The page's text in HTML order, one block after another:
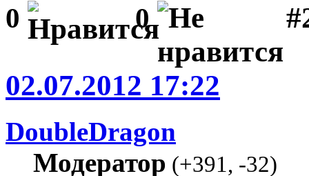
0 0
02.07.2012 17:22
DoubleDragon
Модератор (+391, -32)